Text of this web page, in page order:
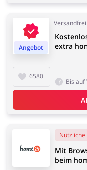
Blumen &
Elektronik
Angebot
Versandfrei
6580
extra
Bis
Mit
beim